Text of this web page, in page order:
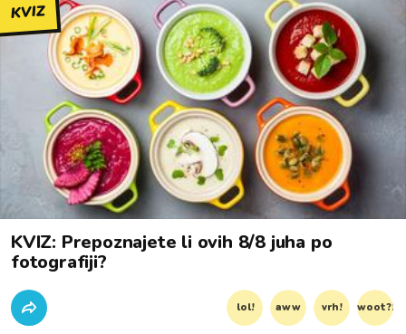
KVIZ
KVIZ: Prepoznajete li ovih 8/8 juha po
fotografiji?
lol! aww vrh! woot?!